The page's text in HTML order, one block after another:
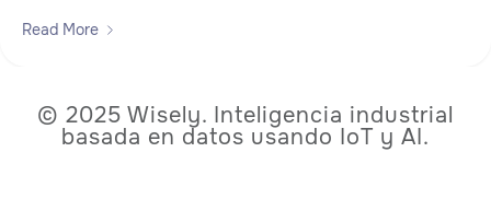
Read More
© 2025 Wisely. Inteligencia industrial
basada en datos usando IoT y AI.